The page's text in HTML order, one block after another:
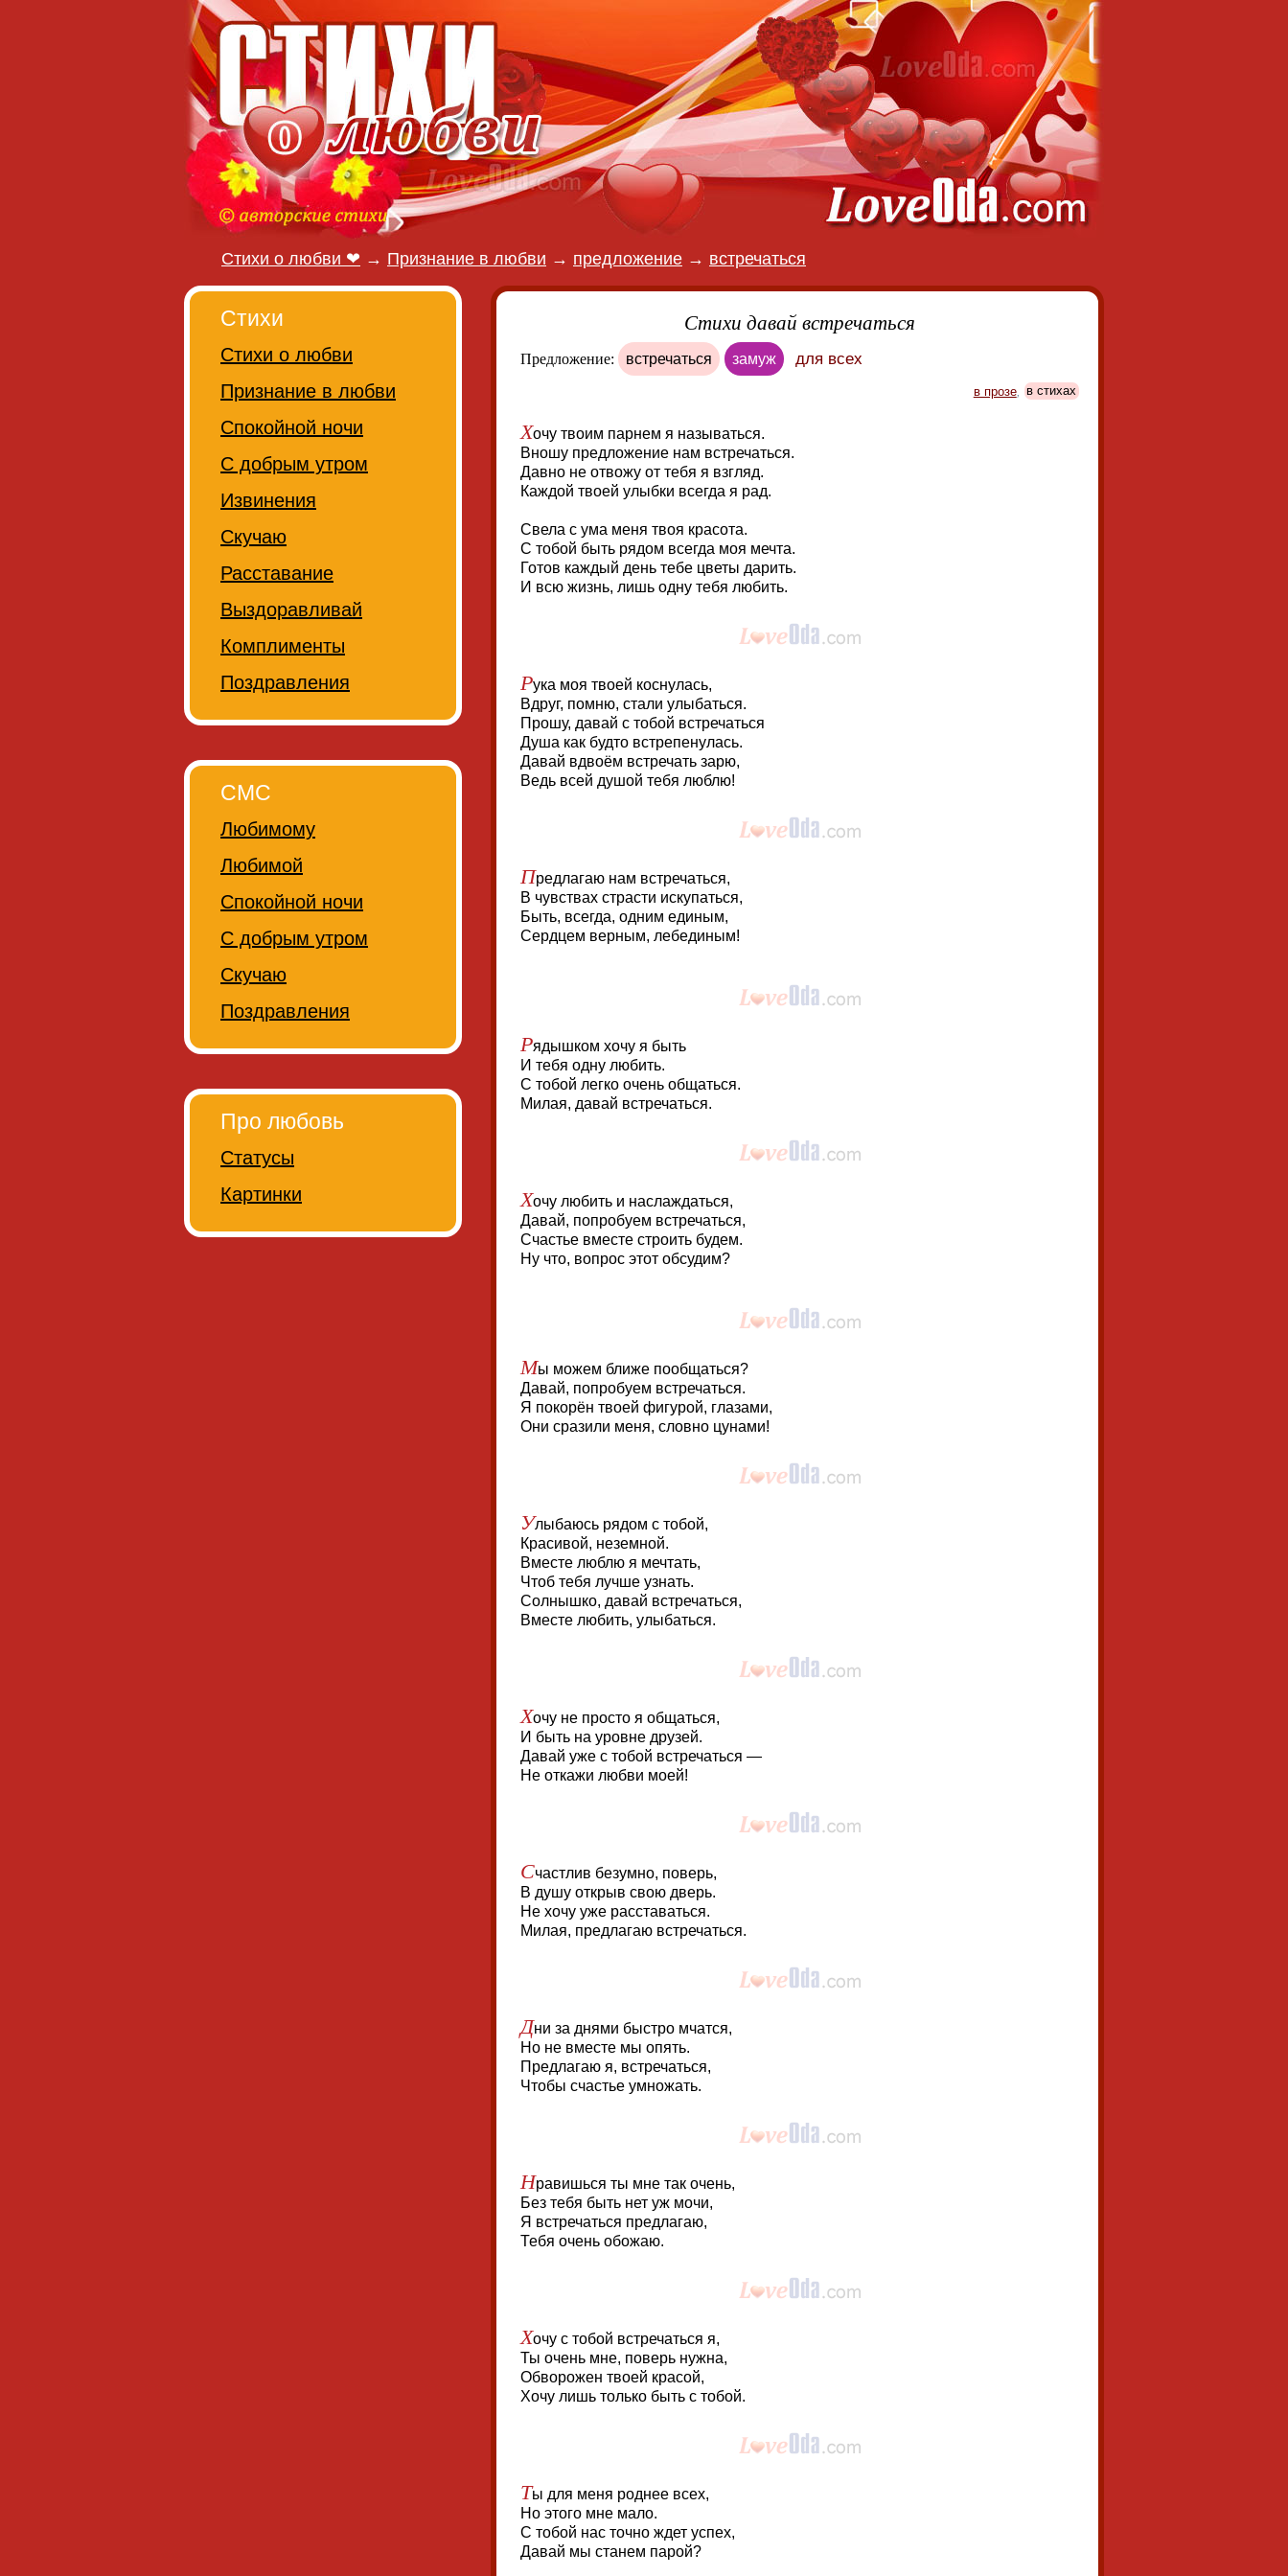
Стихи о любви ❤ → Признание в любви → предложение → встречаться
Стихи давай встречаться
Предложение: встречаться замуж для всех
в прозе, в стихах
Хочу твоим парнем я называться.
Вношу предложение нам встречаться.
Давно не отвожу от тебя я взгляд.
Каждой твоей улыбки всегда я рад.
Свела с ума меня твоя красота.
С тобой быть рядом всегда моя мечта.
Готов каждый день тебе цветы дарить.
И всю жизнь, лишь одну тебя любить.
Рука моя твоей коснулась,
Вдруг, помню, стали улыбаться.
Прошу, давай с тобой встречаться
Душа как будто встрепенулась.
Давай вдвоём встречать зарю,
Ведь всей душой тебя люблю!
Предлагаю нам встречаться,
В чувствах страсти искупаться,
Быть, всегда, одним единым,
Сердцем верным, лебединым!
Рядышком хочу я быть
И тебя одну любить.
С тобой легко очень общаться.
Милая, давай встречаться.
Хочу любить и наслаждаться,
Давай, попробуем встречаться,
Счастье вместе строить будем.
Ну что, вопрос этот обсудим?
Мы можем ближе пообщаться?
Давай, попробуем встречаться.
Я покорён твоей фигурой, глазами,
Они сразили меня, словно цунами!
Улыбаюсь рядом с тобой,
Красивой, неземной.
Вместе люблю я мечтать,
Чтоб тебя лучше узнать.
Солнышко, давай встречаться,
Вместе любить, улыбаться.
Хочу не просто я общаться,
И быть на уровне друзей.
Давай уже с тобой встречаться —
Не откажи любви моей!
Счастлив безумно, поверь,
В душу открыв свою дверь.
Не хочу уже расставаться.
Милая, предлагаю встречаться.
Дни за днями быстро мчатся,
Но не вместе мы опять.
Предлагаю я, встречаться,
Чтобы счастье умножать.
Нравишься ты мне так очень,
Без тебя быть нет уж мочи,
Я встречаться предлагаю,
Тебя очень обожаю.
Хочу с тобой встречаться я,
Ты очень мне, поверь нужна,
Обворожен твоей красой,
Хочу лишь только быть с тобой.
Ты для меня роднее всех,
Но этого мне мало.
С тобой нас точно ждет успех,
Давай мы станем парой?
Стихи
Стихи о любви
Признание в любви
Спокойной ночи
С добрым утром
Извинения
Скучаю
Расставание
Выздоравливай
Комплименты
Поздравления
СМС
Любимому
Любимой
Спокойной ночи
С добрым утром
Скучаю
Поздравления
Про любовь
Статусы
Картинки